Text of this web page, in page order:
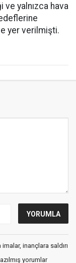
yalnızca hava
yer verilmişti.
inançlara saldırı
yorumlar